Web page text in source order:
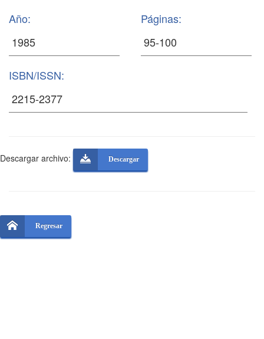
Año: Páginas:
ISBN/ISSN:
Descargar archivo: Descargar
Regresar